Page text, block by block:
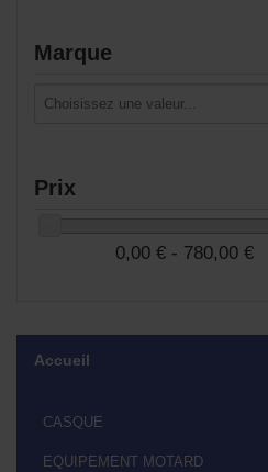
Marque
Prix
0,00 € - 780,00 €
Accueil
CASQUE
EQUIPEMENT MOTARD